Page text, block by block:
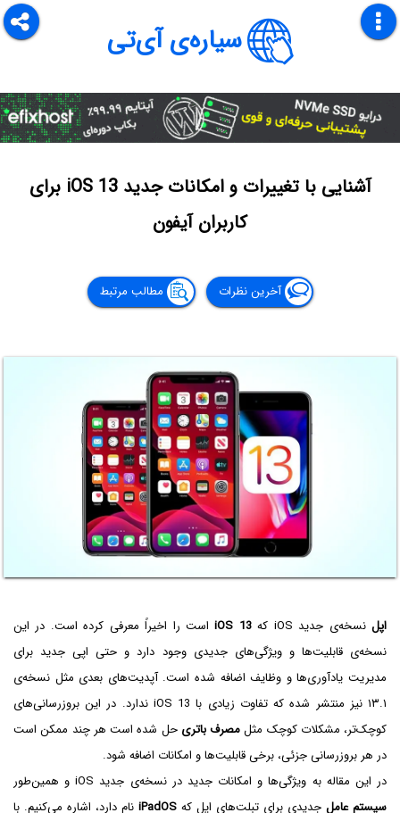
سیاره‌ی آی‌تی
آشنایی با تغییرات و امکانات جدید iOS 13 برای
کاربران آیفون
آخرین نظرات مطالب مرتبط
اپلنسخه‌ی جدید iOS که iOS 13است را اخیراً معرفی کرده است. در این
نسخه‌ی قابلیت‌ها و ویژگی‌های جدیدی وجود دارد و حتی اپی جدید برای
مدیریت یادآوری‌ها و وظایف اضافه شده است. آپدیت‌های بعدی مثل نسخه‌ی
۱۳.۱ نیز منتشر شده که تفاوت زیادی با iOS 13 ندارد. در این بروزرسانی‌های
کوچک‌تر، مشکلات کوچک مثلمصرف باتری حل شده است هر چند ممکن است
در هر بروزرسانی جزئی، برخی قابلیت‌ها و امکانات اضافه شود.
در این مقاله به ویژگی‌ها و امکانات جدید در نسخه‌ی جدید iOS و همین‌طور
سیستم عامل جدیدی برای تبلت‌های اپل که iPadOS نام دارد، اشاره می‌کنیم. با